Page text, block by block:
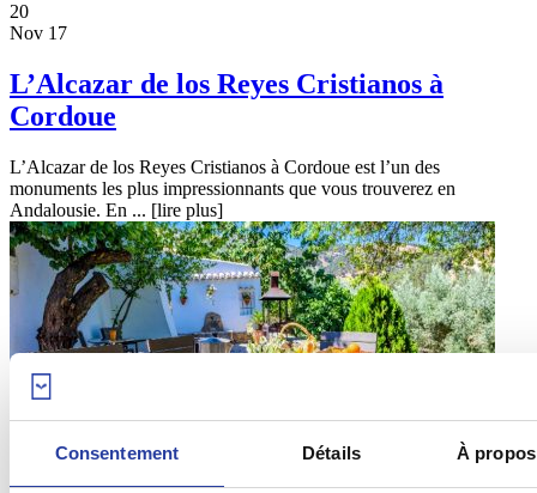
Consentement Détails À
20
Nov 17
L’Alcazar de los Reyes Cristianos à
Cordoue
L’Alcazar de los Reyes Cristianos à Cordoue est l’un des
monuments les plus impressionnants que vous trouverez en
Andalousie. En ... [lire plus]